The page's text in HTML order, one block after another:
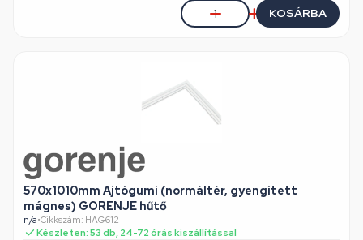
KOSÁRBA
570x1010mm Ajtógumi (normáltér, gyengített
mágnes) GORENJE hűtő
n/a•Cikkszám: HAG612
Készleten: 53 db, 24-72 órás kiszállítással